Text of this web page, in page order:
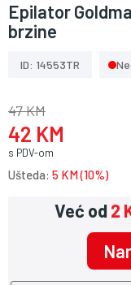
Epilator
brzine
ID: 14553TR
47 KM
42 KM
s PDV-om
Ušteda: 5 KM (10%)
Već od2